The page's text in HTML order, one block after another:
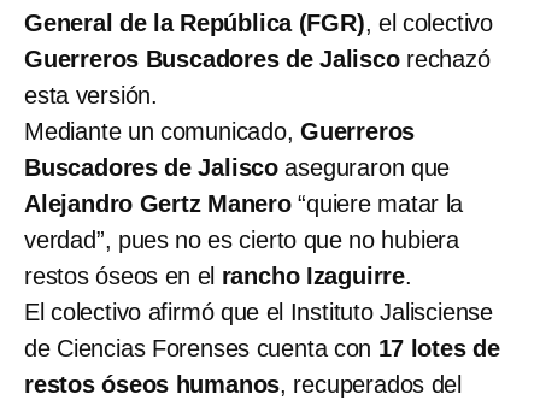
General de la República (FGR), el colectivo
Guerreros Buscadores de Jaliscorechazó
esta versión.
Mediante un comunicado, Guerreros
Buscadores de Jaliscoaseguraron que
Alejandro Gertz Manero“quiere matar la
verdad”, pues no es cierto que no hubiera
restos óseos en el rancho Izaguirre.
El colectivo afirmó que el Instituto Jalisciense
de Ciencias Forenses cuenta con 17 lotes de
restos óseos humanos, recuperados del